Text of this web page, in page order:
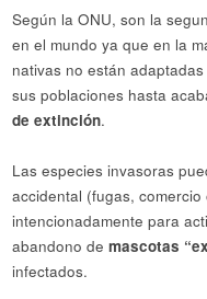
Según la ONU, son la
en el mundo ya que en la
nativas no están
sus poblaciones hasta
de extinción.
Las especies invasoras
accidental (fugas,
intencionadamente para
abandono demascotas
infectados.